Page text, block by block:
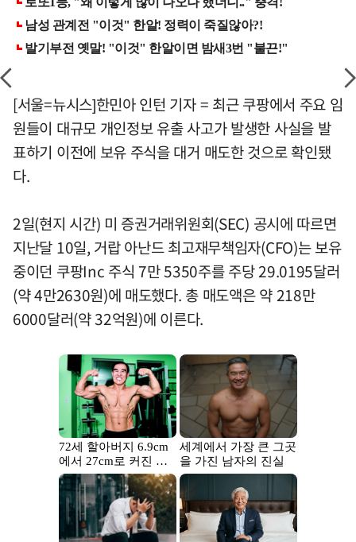
[서울=뉴시스]한민아 인턴 기자 = 최근 쿠팡에서 주요 임
원들이 대규모 개인정보 유출 사고가 발생한 사실을 발
표하기 이전에 보유 주식을 대거 매도한 것으로 확인됐
다.
2일(현지 시간) 미 증권거래위원회(SEC) 공시에 따르면
지난달 10일, 거랍 아난드 최고재무책임자(CFO)는 보유
중이던 쿠팡Inc 주식 7만 5350주를 주당 29.0195달러
(약 4만2630원)에 매도했다. 총 매도액은 약 218만
6000달러(약 32억원)에 이른다.